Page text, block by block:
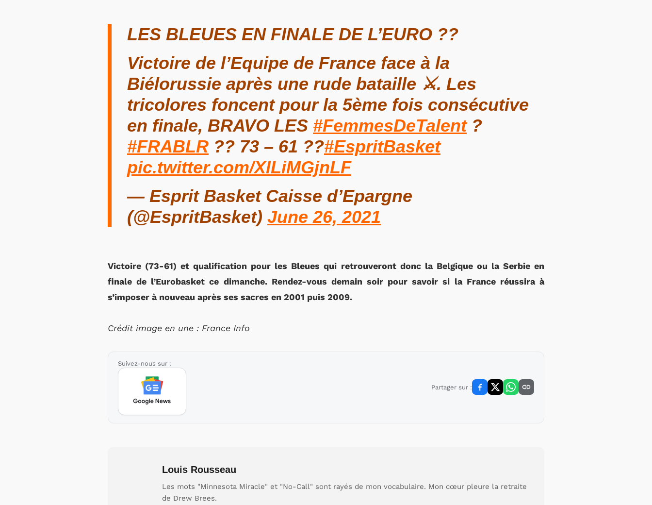
LES BLEUES EN FINALE DE L’EURO ??
Victoire de l’Equipe de France face à la
Biélorussie après une rude bataille ⚔️. Les
tricolores foncent pour la 5ème fois consécutive
en finale, BRAVO LES #FemmesDeTalent?
#FRABLR ?? 73 – 61 ??#EspritBasket
pic.twitter.com/XlLiMGjnLF
— Esprit Basket Caisse d’Epargne
(@EspritBasket) June 26, 2021
Victoire (73-61) et qualification pour les Bleues qui retrouveront donc la Belgique ou la Serbie en
finale de l’Eurobasket ce dimanche. Rendez-vous demain soir pour savoir si la France réussira à
s’imposer à nouveau après ses sacres en 2001 puis 2009.
Crédit image en une : France Info
Suivez-nous sur :
Partager sur :
Louis Rousseau
Les mots "Minnesota Miracle" et "No-Call" sont rayés de mon vocabulaire. Mon cœur pleure la retraite
de Drew Brees.